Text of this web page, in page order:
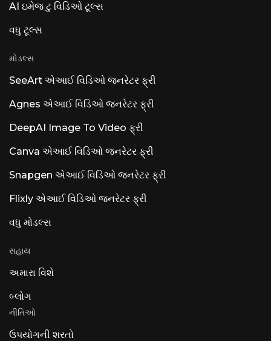
AI ઇમેજ ટુ વિડિઓ ટૂલ્સ
વધુ ટૂલ્સ
મોડલ્સ
SeeArt એઆઈ વિડિઓ જનરેટર ફ્રી
Agnes એઆઈ વિડિઓ જનરેટર ફ્રી
DeepAI Image To Video ફ્રી
Canva એઆઈ વિડિઓ જનરેટર ફ્રી
Snapgen એઆઈ વિડિઓ જનરેટર ફ્રી
Flixly એઆઈ વિડિઓ જનરેટર ફ્રી
વધુ મોડલ્સ
સહાય
અમારા વિશે
બ્લોગ
નીતિઓ
ઉપયોગની શરતો